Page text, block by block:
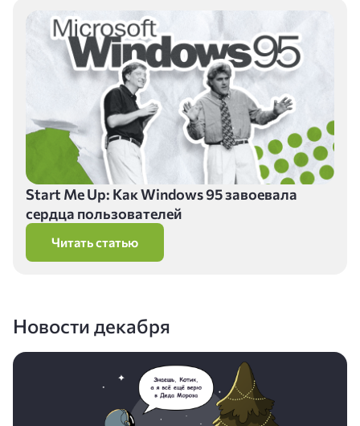
Start Me Up: Как Windows 95 завоевала
сердца пользователей
Читать статью
Новости декабря